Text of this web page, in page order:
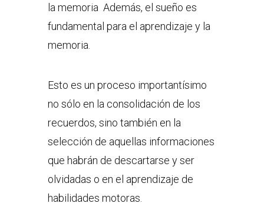
la memoria Además, el sueño es
fundamental para el aprendizaje y la
memoria.
Esto es un proceso importantísimo
no sólo en la consolidación de los
recuerdos, sino también en la
selección de aquellas informaciones
que habrán de descartarse y ser
olvidadas o en el aprendizaje de
habilidades motoras.